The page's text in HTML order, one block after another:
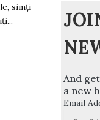
simți
And
a new
Email